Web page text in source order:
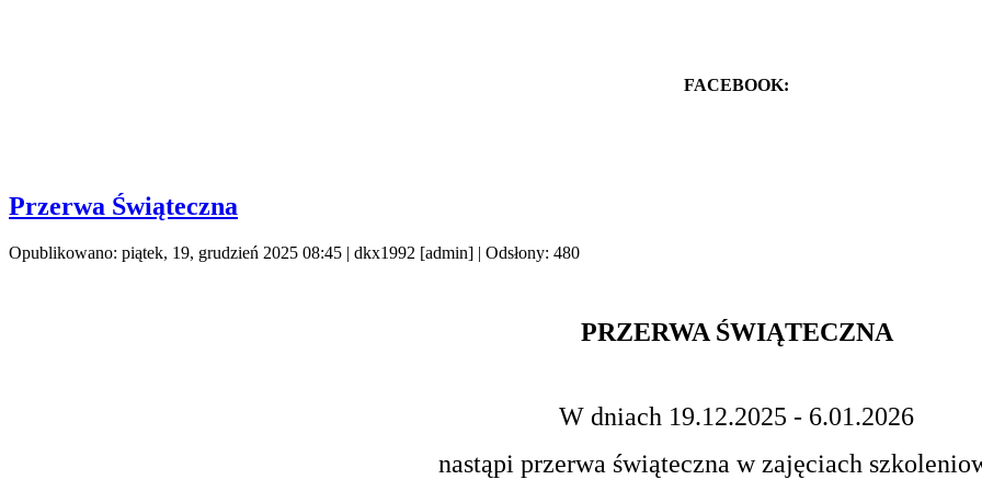
FACEBOOK:
Przerwa Świąteczna
Opublikowano: piątek, 19, grudzień 2025 08:45 | dkx1992 [admin] | Odsłony: 480
PRZERWA ŚWIĄTECZNA
W dniach 19.12.2025 - 6.01.2026
nastąpi przerwa świąteczna w zajęciach